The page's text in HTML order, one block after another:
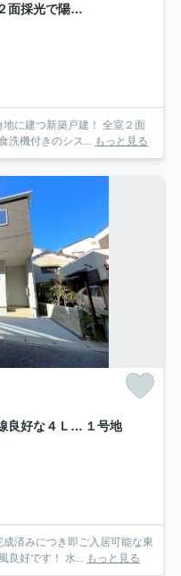
完成物件につき即入居ＯＫ☆全室２面採光で陽当たり良好☆４ＬＤＫ☆伏見区向島立河原町４期
に建つ新築戸建！ 全室２面
洗機付きのシス...
もっと見る
「観月橋」駅徒歩１０分◆家事動線良好な４ＬＤＫ◆全室２面採光で陽当り通風良好◆伏見区向島庚申町３期 １号地
済みにつき即ご入居可能な東
良好です！ 水...
もっと見る